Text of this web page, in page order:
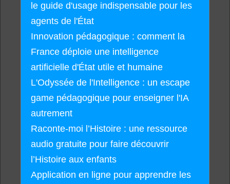
le guide d'usage indispensable pour les
agents de l'État
Innovation pédagogique : comment la
France déploie une intelligence
artificielle d'État utile et humaine
L'Odyssée de l'Intelligence : un escape
game pédagogique pour enseigner l'IA
autrement
Raconte-moi l’Histoire : une ressource
audio gratuite pour faire découvrir
l’Histoire aux enfants
Application en ligne pour apprendre les